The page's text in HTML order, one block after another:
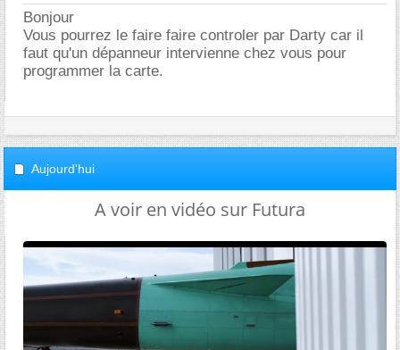
Bonjour
Vous pourrez le faire faire controler par Darty car il
faut qu'un dépanneur intervienne chez vous pour
programmer la carte.
Aujourd'hui
A voir en vidéo sur Futura